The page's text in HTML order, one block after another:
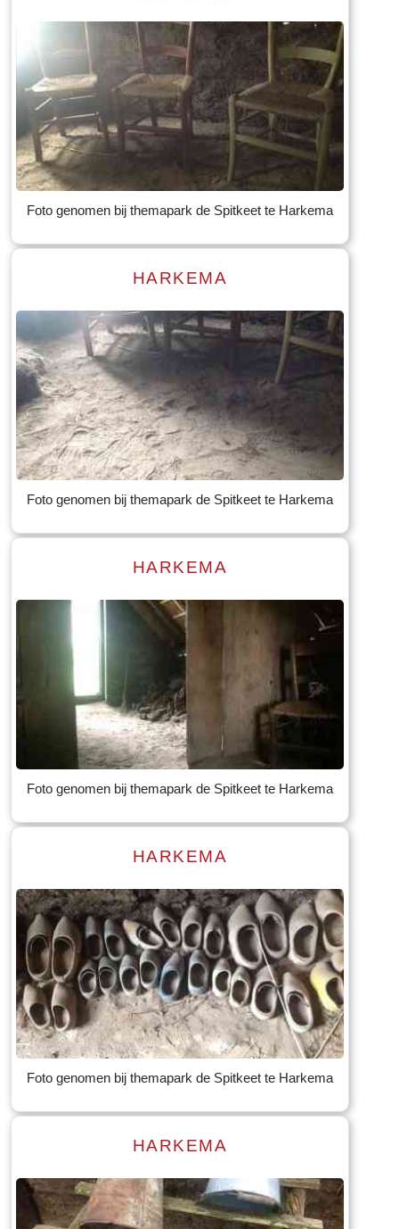
Read more
Tekst: © Foto: © Bauke Folkertsma
Foto genomen bij themapark de Spitkeet te Harkema
Read more
Tekst: © Foto: © Bauke Folkertsma
HARKEMA
Foto genomen bij themapark de Spitkeet te Harkema
Read more
Tekst: © Foto: © Bauke Folkertsma
HARKEMA
Foto genomen bij themapark de Spitkeet te Harkema
Read more
Tekst: © Foto: © Bauke Folkertsma
HARKEMA
Foto genomen bij themapark de Spitkeet te Harkema
HARKEMA